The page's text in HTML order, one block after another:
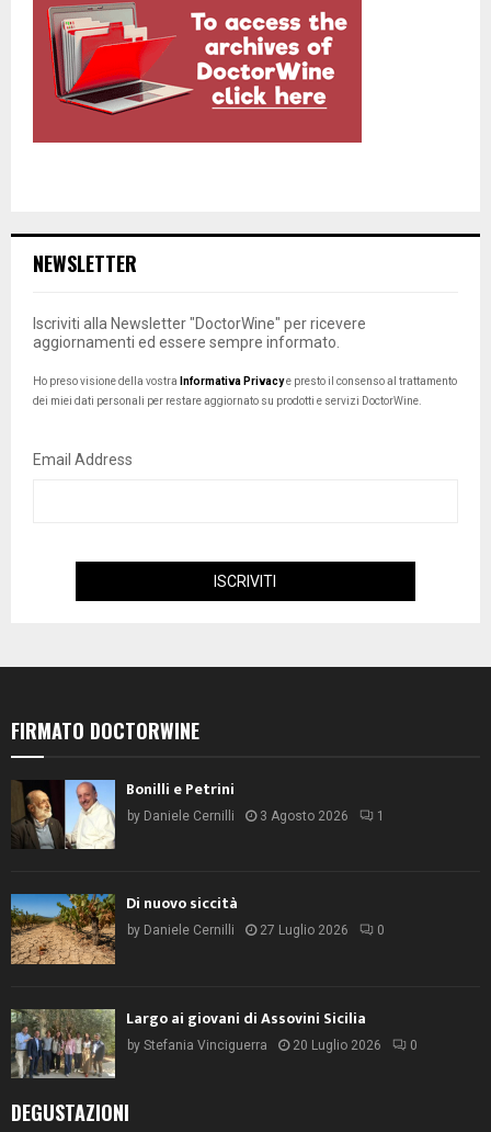
NEWSLETTER
Iscriviti alla Newsletter "DoctorWine" per ricevere
aggiornamenti ed essere sempre informato.
Ho preso visione della vostra Informativa Privacye presto il consenso al trattamento
dei miei dati personali per restare aggiornato su prodotti e servizi DoctorWine.
Email Address
FIRMATO DOCTORWINE
Bonilli e Petrini
by Daniele Cernilli 3 Agosto 2026 1
Di nuovo siccità
by Daniele Cernilli 27 Luglio 2026 0
Largo ai giovani di Assovini Sicilia
by Stefania Vinciguerra 20 Luglio 2026 0
DEGUSTAZIONI